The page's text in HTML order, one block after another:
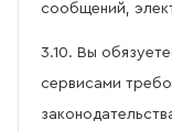
сообщений,
3.10. Вы
сервисами